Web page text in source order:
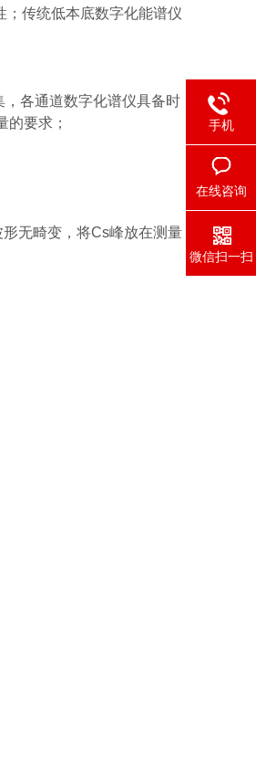
；传统低本底数字化能谱仪
各通道数字化谱仪具备时
要求；
无畸变，将Cs峰放在测量
手机
在线咨询
微信扫一扫